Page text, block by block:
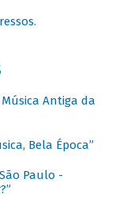
.
Antiga da
Bela Época”
Paulo -